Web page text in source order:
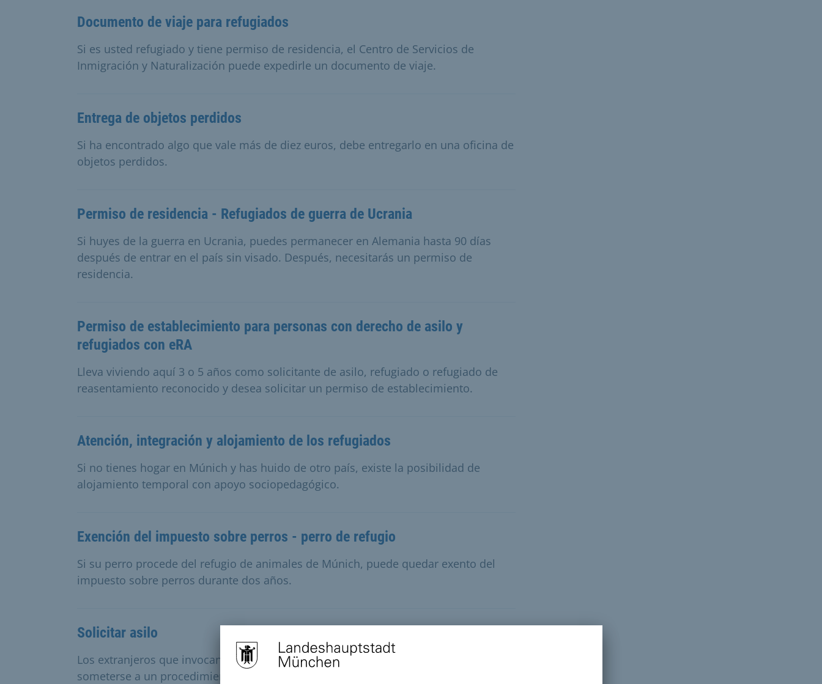
Documento de viaje para refugiados
Si es usted refugiado y tiene permiso de residencia, el Centro de Servicios de
Inmigración y Naturalización puede expedirle un documento de viaje.
Entrega de objetos perdidos
Si ha encontrado algo que vale más de diez euros, debe entregarlo en una oficina de
objetos perdidos.
Permiso de residencia - Refugiados de guerra de Ucrania
Si huyes de la guerra en Ucrania, puedes permanecer en Alemania hasta 90 días
después de entrar en el país sin visado. Después, necesitarás un permiso de
residencia.
Permiso de establecimiento para personas con derecho de asilo y
refugiados con eRA
Lleva viviendo aquí 3 o 5 años como solicitante de asilo, refugiado o refugiado de
reasentamiento reconocido y desea solicitar un permiso de establecimiento.
Atención, integración y alojamiento de los refugiados
Si no tienes hogar en Múnich y has huido de otro país, existe la posibilidad de
alojamiento temporal con apoyo sociopedagógico.
Exención del impuesto sobre perros - perro de refugio
Si su perro procede del refugio de animales de Múnich, puede quedar exento del
impuesto sobre perros durante dos años.
Solicitar asilo
Los extranjeros que invocan el derecho de asilo (solicitantes de asilo) deben
someterse a un procedimiento de reconocimiento que se establece en la Ley de